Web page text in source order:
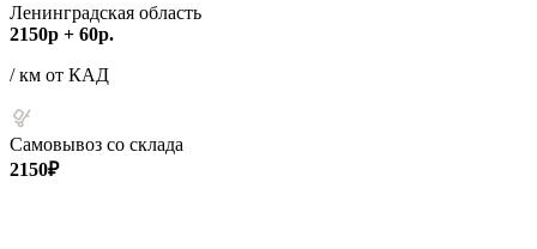
Ленинградская область
2150р + 60р.
/ км от КАД
Самовывоз со склада
2150₽